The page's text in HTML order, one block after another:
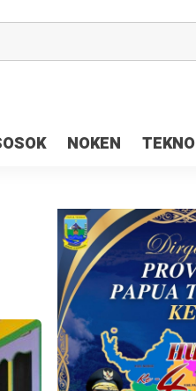
NOKEN TEKNO
Pemilu Ceria Tanah Papua
Deposit Kas Daerah Rp23 Miliar